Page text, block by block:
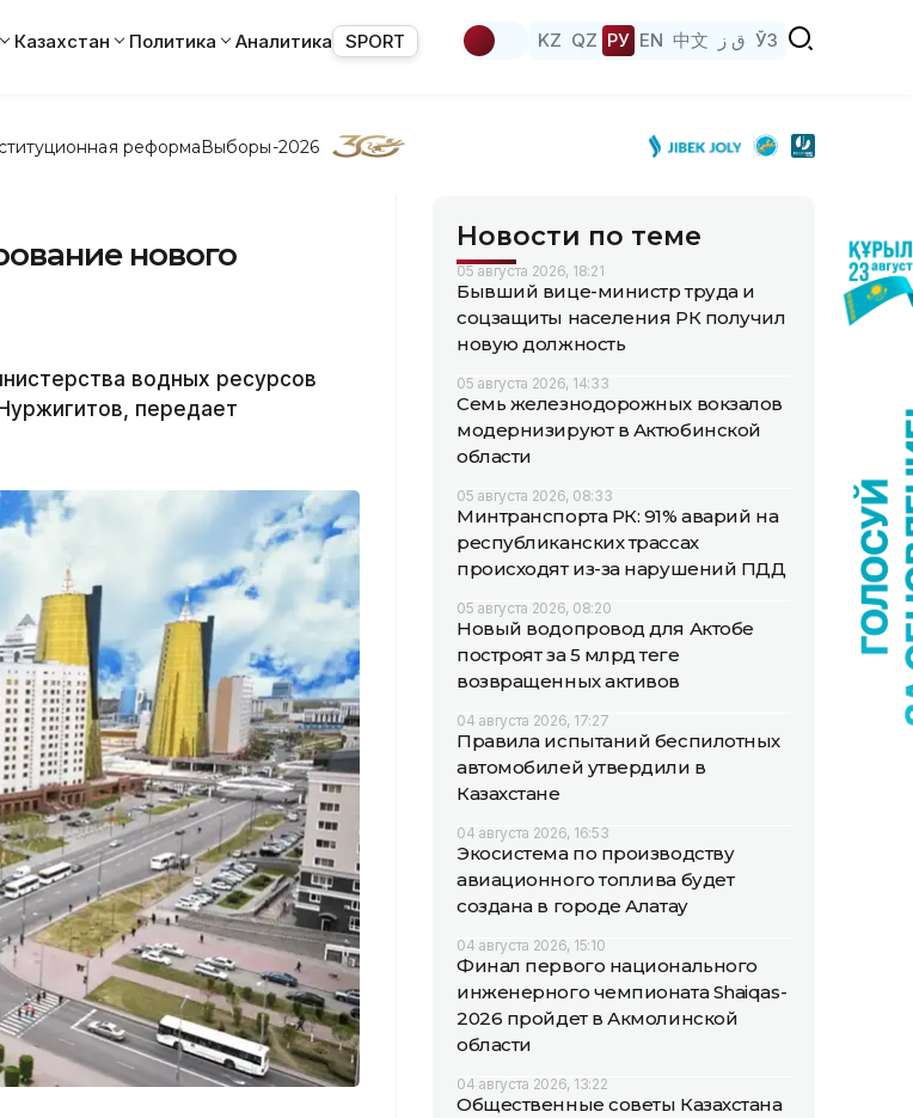
Казахстан Политика Аналитика SPORT KZ QZ РУ EN 中文 ق ز ЎЗ
реформаВыборы-2026
нового
водных ресурсов
передает
Новости по теме
05 августа 2026, 18:21
Бывший вице-министр труда и
соцзащиты населения РК получил
новую должность
05 августа 2026, 14:33
Семь железнодорожных вокзалов
модернизируют в Актюбинской
области
05 августа 2026, 08:33
Минтранспорта РК: 91% аварий на
республиканских трассах
происходят из-за нарушений ПДД
05 августа 2026, 08:20
Новый водопровод для Актобе
построят за 5 млрд теңге
возвращенных активов
04 августа 2026, 17:27
Правила испытаний беспилотных
автомобилей утвердили в
Казахстане
04 августа 2026, 16:53
Экосистема по производству
авиационного топлива будет
создана в городе Алатау
04 августа 2026, 15:10
Финал первого национального
инженерного чемпионата Shaiqas-
2026 пройдет в Акмолинской
области
04 августа 2026, 13:22
Общественные советы Казахстана